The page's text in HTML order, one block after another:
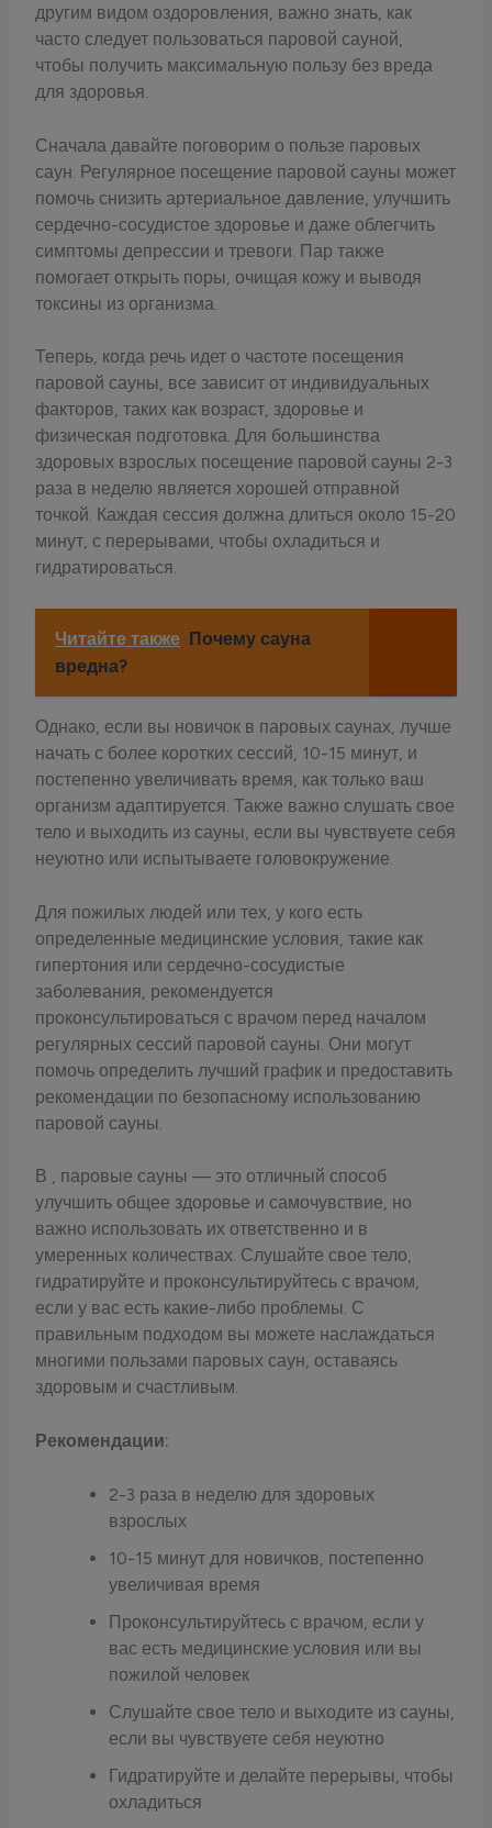
другим видом оздоровления, важно знать, как
часто следует пользоваться паровой сауной,
чтобы получить максимальную пользу без вреда
для здоровья.
Сначала давайте поговорим о пользе паровых
саун. Регулярное посещение паровой сауны может
помочь снизить артериальное давление, улучшить
сердечно-сосудистое здоровье и даже облегчить
симптомы депрессии и тревоги. Пар также
помогает открыть поры, очищая кожу и выводя
токсины из организма.
Теперь, когда речь идет о частоте посещения
паровой сауны, все зависит от индивидуальных
факторов, таких как возраст, здоровье и
физическая подготовка. Для большинства
здоровых взрослых посещение паровой сауны 2-3
раза в неделю является хорошей отправной
точкой. Каждая сессия должна длиться около 15-20
минут, с перерывами, чтобы охладиться и
гидратироваться.
Читайте также Почему сауна
вредна?
Однако, если вы новичок в паровых саунах, лучше
начать с более коротких сессий, 10-15 минут, и
постепенно увеличивать время, как только ваш
организм адаптируется. Также важно слушать свое
тело и выходить из сауны, если вы чувствуете себя
неуютно или испытываете головокружение.
Для пожилых людей или тех, у кого есть
определенные медицинские условия, такие как
гипертония или сердечно-сосудистые
заболевания, рекомендуется
проконсультироваться с врачом перед началом
регулярных сессий паровой сауны. Они могут
помочь определить лучший график и предоставить
рекомендации по безопасному использованию
паровой сауны.
В , паровые сауны — это отличный способ
улучшить общее здоровье и самочувствие, но
важно использовать их ответственно и в
умеренных количествах. Слушайте свое тело,
гидратируйте и проконсультируйтесь с врачом,
если у вас есть какие-либо проблемы. С
правильным подходом вы можете наслаждаться
многими пользами паровых саун, оставаясь
здоровым и счастливым.
Рекомендации:
2-3 раза в неделю для здоровых
взрослых
10-15 минут для новичков, постепенно
увеличивая время
Проконсультируйтесь с врачом, если у
вас есть медицинские условия или вы
пожилой человек
Слушайте свое тело и выходите из сауны,
если вы чувствуете себя неуютно
Гидратируйте и делайте перерывы, чтобы
охладиться